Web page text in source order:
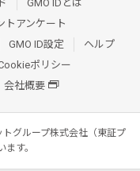
GMO IDとは
トアンケート
GMO ID設定
ヘルプ
ポリシー
会社概要
トグループ株式会社（東証プ
す。